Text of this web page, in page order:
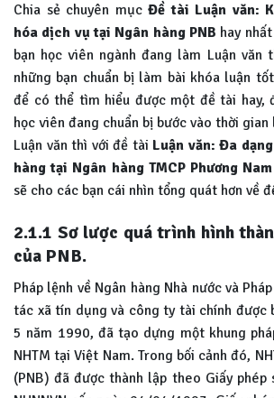
Chia sẻ chuyên mụcĐề tài Luận văn:
hóa dịch vụ tại Ngân hàng PNB hay
bạn học viên ngành đang làm Luận văn
những bạn chuẩn bị làm bài khóa luận
để có thể tìm hiểu được một đề tài hay,
học viên đang chuẩn bị bước vào thời
Luận văn thì với đề tài Luận văn:Đa
hàng tại Ngân hàng TMCP Phương Nam
sẽ cho các bạn cái nhìn tổng quát hơn về
2.1.1 Sơ lược quá trình hình
của PNB.
Pháp lệnh về Ngân hàng Nhà nước và
tác xã tín dụng và công ty tài chính được
5 năm 1990, đã tạo dựng một khung
NHTM tại Việt Nam. Trong bối cảnh đó,
(PNB) đã được thành lập theo Giấy phép